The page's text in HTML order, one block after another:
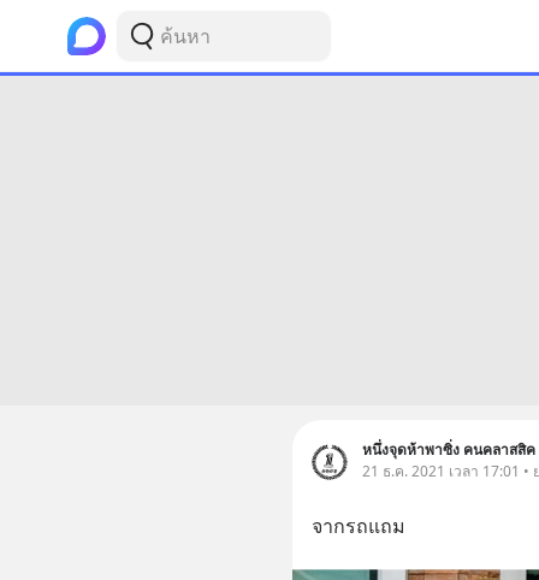
หนึ่งจุดห้าพาซิ่ง คนคลาสสิค
21 ธ.ค. 2021 เวลา 17:01 •
จากรถแถม